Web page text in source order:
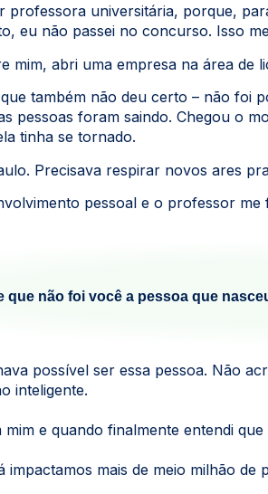
professora universitária, porque,
eu não passei no concurso. Isso
mim, abri uma empresa na área
também não deu certo – não foi
pessoas foram saindo. Chegou o
tinha se tornado.
Precisava respirar novos ares
pessoal e o professor
que não foi você a pessoa que
possível ser essa pessoa. Não
inteligente.
e quando finalmente entendi
impactamos mais de meio milhão